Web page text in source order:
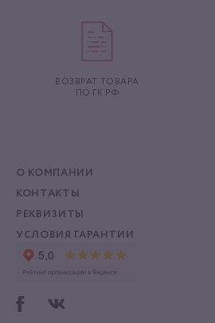
ВОЗВРАТ ТОВАРА
ПО ГК РФ
О КОМПАНИИ
КОНТАКТЫ
РЕКВИЗИТЫ
УСЛОВИЯ ГАРАНТИИ